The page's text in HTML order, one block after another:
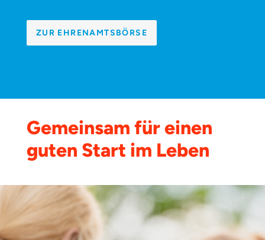
ZUR EHRENAMTSBÖRSE
Gemeinsam für einen
guten Start im Leben